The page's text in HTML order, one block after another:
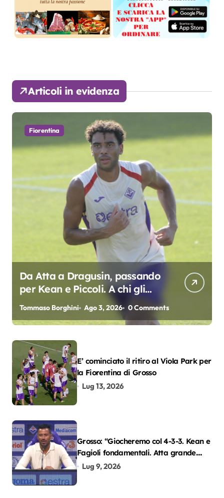
Articoli in evidenza
Fiorentina
Da Atta a Dragusin, passando
per Kean e Piccoli. A chi gli
oscar del precampionato?
Tommaso Borghini Ago 3, 2026 0 Comments
E’ cominciato il ritiro al Viola Park per
la Fiorentina di Grosso
Lug 13, 2026
Grosso: “Giocheremo col 4-3-3. Kean e
Fagioli fondamentali. Atta grande
colpo”
Lug 9, 2026